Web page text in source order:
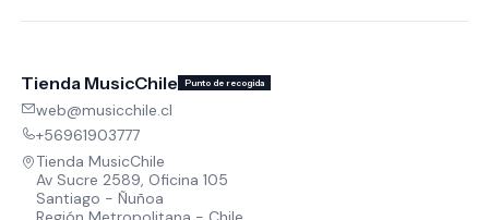
Tienda MusicChile Punto de recogida
web@musicchile.cl
+56961903777
Tienda MusicChile
Av Sucre 2589, Oficina 105
Santiago - Ñuñoa